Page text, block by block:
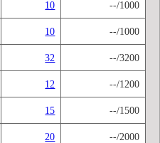
どうしようもないと思うので、読み
10 --/1000
10 --/1000
32 --/3200
12 --/1200
15 --/1500
量大数の上も存在しますが、あくま
20 --/2000